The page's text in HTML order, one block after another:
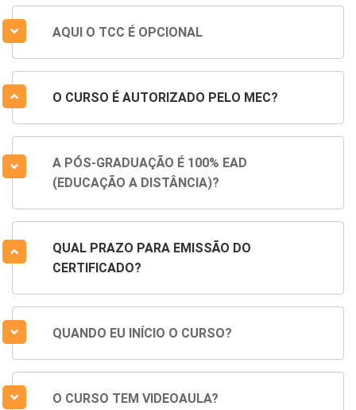
AQUI O TCC É OPCIONAL
O CURSO É AUTORIZADO PELO MEC?
A PÓS-GRADUAÇÃO É 100% EAD
(EDUCAÇÃO A DISTÂNCIA)?
QUAL PRAZO PARA EMISSÃO DO
CERTIFICADO?
QUANDO EU INÍCIO O CURSO?
O CURSO TEM VIDEOAULA?